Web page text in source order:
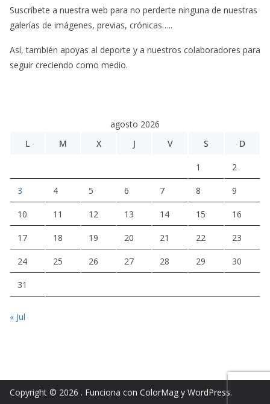
Suscríbete a nuestra web para no perderte ninguna de nuestras
galerías de imágenes, previas, crónicas…..
Así, también apoyas al deporte y a nuestros colaboradores para
seguir creciendo como medio.
agosto 2026
L
M X J V S D
1 2
3 4 5 6 7 8 9
10 11 12 13 14 15 16
17 18 19 20 21 22 23
24 25 26 27 28 29 30
31
« Jul
Copyright © 2026 . Funciona con ColorMag y WordPress.